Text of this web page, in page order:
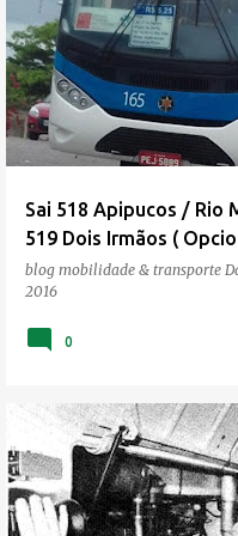
Sai 518 Apipucos / Rio
519 Dois Irmãos (
blog mobilidade & transporte
2016
0